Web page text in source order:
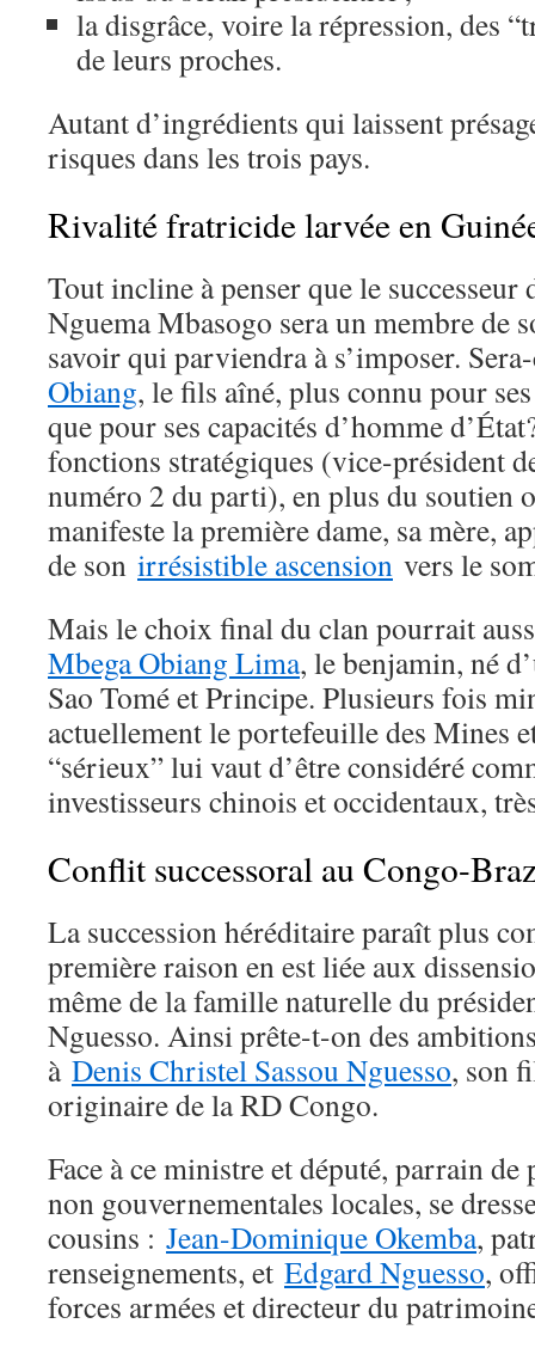
la disgrâce, voire la répression, des
de leurs proches.
Autant d’ingrédients qui laissent
risques dans les trois pays.
Rivalité fratricide larvée en
Tout incline à penser que le successeur
Nguema Mbasogo sera un membre de
savoir qui parviendra à s’imposer.
Obiang, le fils aîné, plus connu pour
que pour ses capacités d’homme
fonctions stratégiques (vice-président
numéro 2 du parti), en plus du soutien
manifeste la première dame, sa mère,
de son irrésistible ascension vers le
Mais le choix final du clan pourrait
Mbega Obiang Lima, le benjamin, né
Sao Tomé et Principe. Plusieurs fois
actuellement le portefeuille des Mines
“sérieux” lui vaut d’être considéré
investisseurs chinois et occidentaux,
Conflit successoral au Congo-
La succession héréditaire paraît plus
première raison en est liée aux
même de la famille naturelle du
Nguesso. Ainsi prête-t-on des
à Denis Christel Sassou Nguesso, son
originaire de la RD Congo.
Face à ce ministre et député, parrain
non gouvernementales locales, se
cousins : Jean-Dominique Okemba,
renseignements, et Edgard Nguesso,
forces armées et directeur du